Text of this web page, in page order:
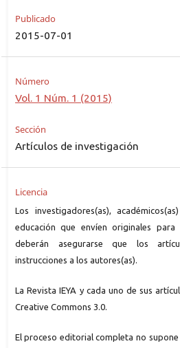
Publicado
2015-07-01
Número
Vol. 1 Núm. 1 (2015)
Sección
Artículos de investigación
Licencia
Los investigadores(as),
educación que envíen originales para
deberán asegurarse que los
instrucciones a los autores(as).
La Revista IEYA y cada uno de sus
Creative Commons 3.0.
El proceso editorial completa no